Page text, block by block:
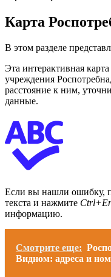
Карта
В этом разделе
Эта интерактивная
учреждения
расстояние к ним,
данные.
Если вы нашли ошибку,
текста и нажмите
информацию.
Смотрите еще:
Видном: адреса и